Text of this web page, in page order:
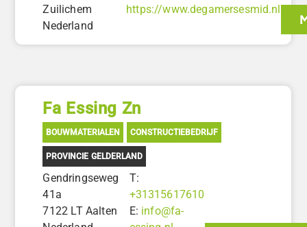
Zuilichem
Nederland
https://www.degamersesmid.nl
Fa Essing Zn
BOUWMATERIALEN CONSTRUCTIEBEDRIJF
PROVINCIE GELDERLAND
Gendringseweg
41a
7122 LT Aalten
T:
+31315617610
E: info@fa-